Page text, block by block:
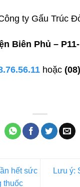
ty Gấu Trúc
Biên Phủ –
hoặc
hết sức
thuốc
Lưu ý: